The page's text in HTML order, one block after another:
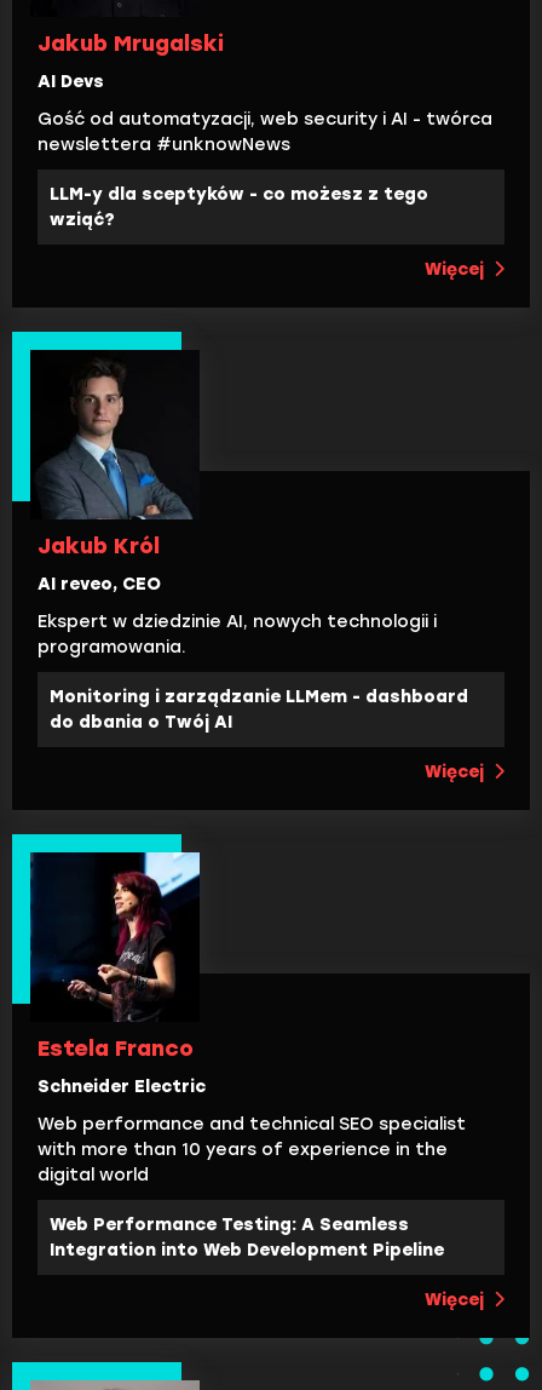
Jakub Mrugalski
AI Devs
Gość od automatyzacji, web security i AI - twórca
newslettera #unknowNews
LLM-y dla sceptyków - co możesz z tego
wziąć?
Więcej
Jakub Król
AI reveo, CEO
Ekspert w dziedzinie AI, nowych technologii i
programowania.
Monitoring i zarządzanie LLMem - dashboard
do dbania o Twój AI
Więcej
Estela Franco
Schneider Electric
Web performance and technical SEO specialist
with more than 10 years of experience in the
digital world
Web Performance Testing: A Seamless
Integration into Web Development Pipeline
Więcej